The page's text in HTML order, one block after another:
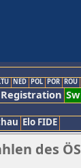
NED POL POR ROU
Elo FIDE
des